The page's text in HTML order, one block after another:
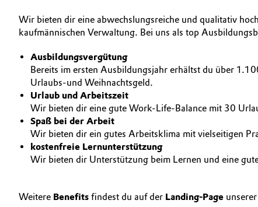
Automotive & Transportation
Battery
Building, Construction & Infrastructure
Catalysts
Chemical Industry
Coatings, Paints & Printing
Geschichte
Vorstand
Aufsichtsrat
Struktur
Business Lines
ESHQ
AUSBILDUNG
INTERNATIONALE ARBEITSKULTUR
Wir bieten dir eine abwechslungsreiche und qualitativ
kaufmännischen Verwaltung. Bei uns als top
Ausbildungsvergütung
Bereits im ersten Ausbildungsjahr erhältst du über
Urlaubs-und Weihnachtsgeld.
Urlaub und Arbeitszeit
Wir bieten dir eine gute Work-Life-Balance mit 30
Spaß bei der Arbeit
Wir bieten dir ein gutes Arbeitsklima mit vielseitigen
kostenfreie Lernunterstützung
Wir bieten dir Unterstützung beim Lernen und eine
Weitere Benefits findest du auf der Landing-Page unserer